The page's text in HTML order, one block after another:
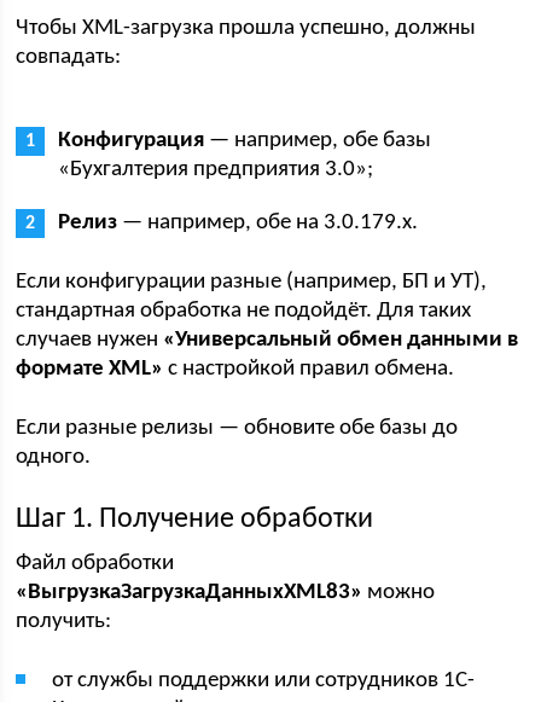
Чтобы XML-загрузка прошла успешно, должны
совпадать:
Конфигурация — например, обе базы
«Бухгалтерия предприятия 3.0»;
Релиз — например, обе на 3.0.179.x.
Если конфигурации разные (например, БП и УТ),
стандартная обработка не подойдёт. Для таких
случаев нужен «Универсальный обмен данными в
формате XML» с настройкой правил обмена.
Если разные релизы — обновите обе базы до
одного.
Шаг 1. Получение обработки
Файл обработки
«ВыгрузкаЗагрузкаДанныхXML83» можно
получить:
от службы поддержки или сотрудников 1С-